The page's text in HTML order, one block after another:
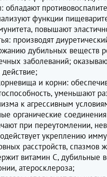
обладают
функции
повышают
производят
дубильных веществ
заболеваний;
и корни:
уменьшают
к агрессивным
органические
при переутомлении,
укреплению
расстройств, спазмов
витамин C,
атеросклероза;